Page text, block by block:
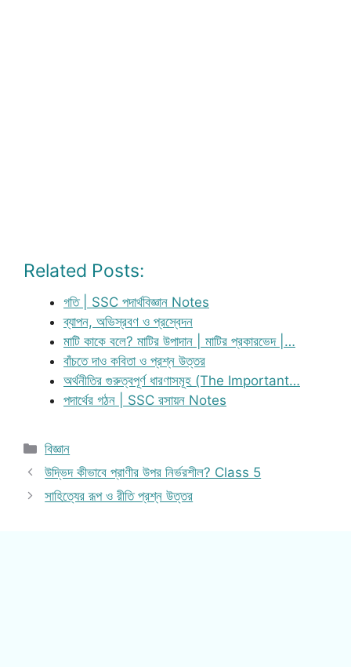
Related Posts:
গতি | SSC পদার্থবিজ্ঞান Notes
ব্যাপন, অভিস্রবণ ও প্রস্বেদন
মাটি কাকে বলে? মাটির উপাদান | মাটির প্রকারভেদ |…
বাঁচতে দাও কবিতা ও প্রশ্ন উত্তর
অর্থনীতির গুরুত্বপূর্ণ ধারণাসমূহ (The Important…
পদার্থের গঠন | SSC রসায়ন Notes
Categories
বিজ্ঞান
উদ্ভিদ কীভাবে প্রাণীর উপর নির্ভরশীল? Class 5
সাহিত্যের রূপ ও রীতি প্রশ্ন উত্তর